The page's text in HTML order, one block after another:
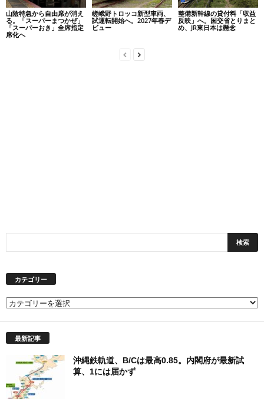
山陰特急から自由席が消え
る。「スーパーまつかぜ」
「スーパーおき」全席指定
席化へ
嵯峨野トロッコ新型車両、
試運転開始へ。2027年春デ
ビュー
整備新幹線の貸付料「収益
反映」へ。国交省とりまと
め、JR東日本は懸念
カテゴリー
カ
最新記事
沖縄鉄軌道、B/Cは最高0.85。内閣府が最新試
算、1には届かず